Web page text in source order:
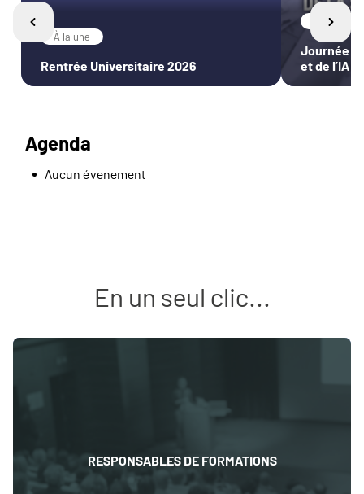
À la une
Rentrée Universitaire 2026
Journée
et de l’IA
Agenda
Aucun évenement
En un seul clic...
RESPONSABLES DE FORMATIONS